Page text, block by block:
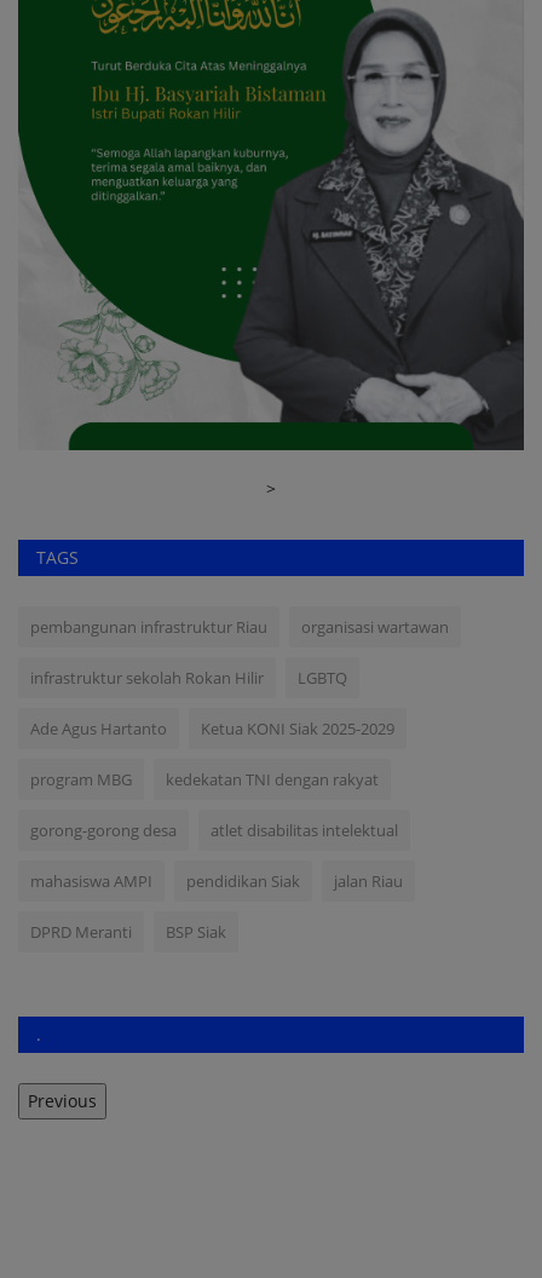
>
TAGS
pembangunan infrastruktur Riau organisasi wartawan
infrastruktur sekolah Rokan Hilir LGBTQ
Ade Agus Hartanto Ketua KONI Siak 2025-2029
program MBG kedekatan TNI dengan rakyat
gorong-gorong desa atlet disabilitas intelektual
mahasiswa AMPI pendidikan Siak jalan Riau
DPRD Meranti BSP Siak
.
Previous